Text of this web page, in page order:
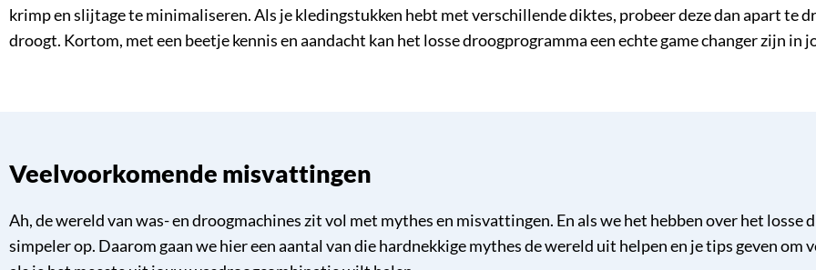
krimp en slijtage te minimaliseren. Als je kledingstukken hebt met verschillende diktes, probeer deze dan apart te
droogt. Kortom, met een beetje kennis en aandacht kan het losse droogprogramma een echte game changer zijn in
Veelvoorkomende misvattingen
Ah, de wereld van was- en droogmachines zit vol met mythes en misvattingen. En als we het hebben over het
simpeler op. Daarom gaan we hier een aantal van die hardnekkige mythes de wereld uit helpen en je tips geven om